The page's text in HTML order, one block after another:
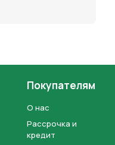
Покупателям
О нас
Рассрочка и
кредит